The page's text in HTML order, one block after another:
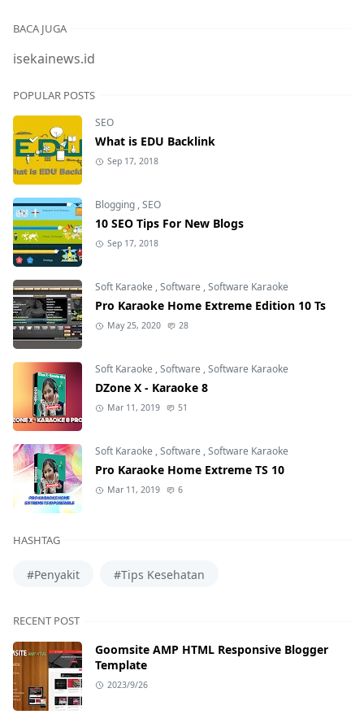
BACA JUGA
isekainews.id
POPULAR POSTS
SEO
What is EDU Backlink
Sep 17, 2018
Blogging,SEO
10 SEO Tips For New Blogs
Sep 17, 2018
Soft Karaoke ,Software ,Software Karaoke
Pro Karaoke Home Extreme Edition 10 Ts
May 25, 2020 28
Soft Karaoke ,Software ,Software Karaoke
DZone X - Karaoke 8
Mar 11, 2019 51
Soft Karaoke ,Software ,Software Karaoke
Pro Karaoke Home Extreme TS 10
Mar 11, 2019 6
HASHTAG
#Penyakit #Tips Kesehatan
RECENT POST
Goomsite AMP HTML Responsive Blogger
Template
2023/9/26